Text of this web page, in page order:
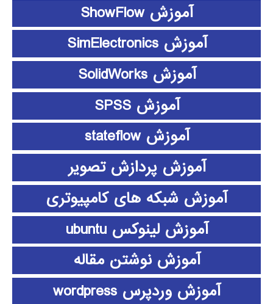
آموزش ShowFlow
آموزش SimElectronics
آموزش SolidWorks
آموزش SPSS
آموزش stateflow
آموزش پردازش تصویر
آموزش شبکه های کامپیوتری
آموزش لینوکس ubuntu
آموزش نوشتن مقاله
آموزش وردپرس wordpress